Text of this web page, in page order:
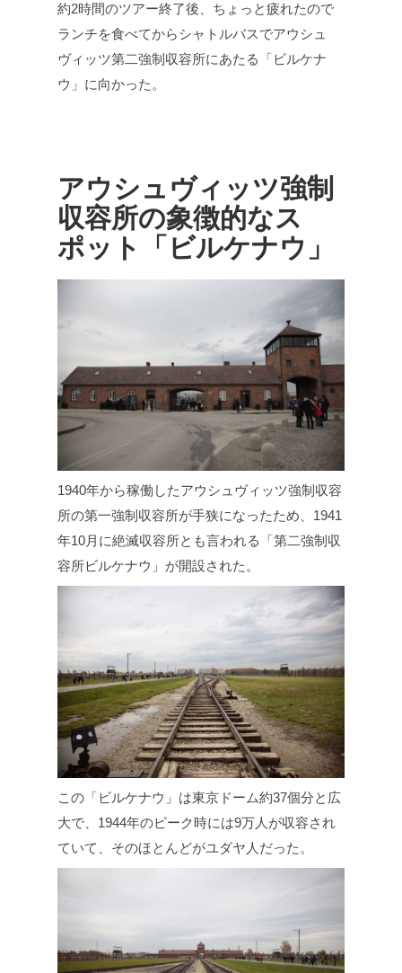
約2時間のツアー終了後、ちょっと疲れたので
ランチを食べてからシャトルバスでアウシュ
ヴィッツ第二強制収容所にあたる「ビルケナ
ウ」に向かった。
アウシュヴィッツ強制
収容所の象徴的なス
ポット「ビルケナウ」
1940年から稼働したアウシュヴィッツ強制収容
所の第一強制収容所が手狭になったため、1941
年10月に絶滅収容所とも言われる「第二強制収
容所ビルケナウ」が開設された。
この「ビルケナウ」は東京ドーム約37個分と広
大で、1944年のピーク時には9万人が収容され
ていて、そのほとんどがユダヤ人だった。